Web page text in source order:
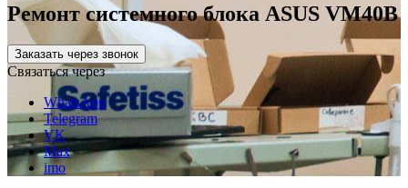
Ремонт системного блока ASUS VM40B
Заказать через звонок
Связаться через
WhatsApp
Telegram
VK
Max
imo